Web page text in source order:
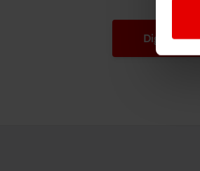
DigiBox für